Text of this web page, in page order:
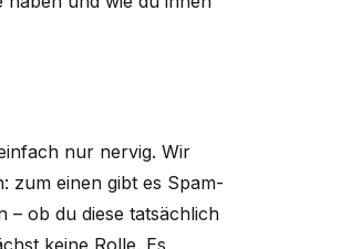
nur nervig. Wir
zum einen gibt es Spam-
– ob du diese tatsächlich
keine Rolle. Es